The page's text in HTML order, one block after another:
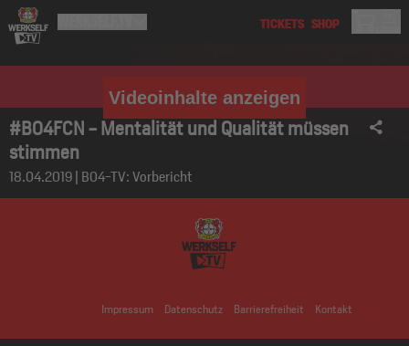
Videoinhalte anzeigen
#B04FCN - Mentalität und Qualität müssen
stimmen
18.04.2019 | B04-TV: Vorbericht
Impressum Datenschutz Barrierefreiheit Kontakt